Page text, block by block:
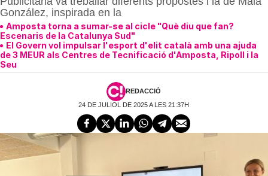
González, inspirada en la
Amposta torna a sumar-se al cicle "Què diu que fan?
Escenaris de la Catalunya Sud"
El Govern vol impulsar l'esport d'elit català amb una ajuda
de 3 MEUR als Centres de Tecnificació d'Amposta, Ripoll i la
Seu
REDACCIÓ
24 DE JULIOL DE 2025 A LES 21:37H